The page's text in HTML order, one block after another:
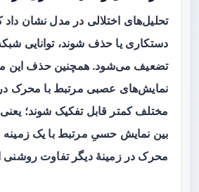
تحلیل‌های اختلالی در مدل نشان داد
دستکاری یا حذف شوند، توانایی
تضعیف می‌شود. همچنین حذف این
نمایش‌های عصبی مرتبط با محرک
مختلف کمتر قابل تفکیک شوند؛
بین نمایش حسیِ مرتبط با یک
محرک در زمینهٔ دیگر تفاوت روشنی